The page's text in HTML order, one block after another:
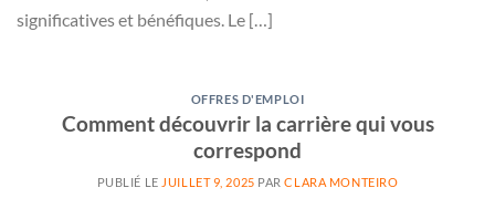
significatives et bénéfiques. Le […]
OFFRES D'EMPLOI
Comment découvrir la carrière qui vous
correspond
PUBLIÉ LE JUILLET 9, 2025 PARCLARA MONTEIRO